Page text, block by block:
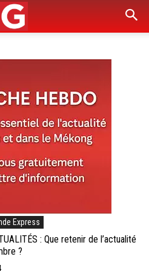
Express
: Que retenir de l’actualité
?